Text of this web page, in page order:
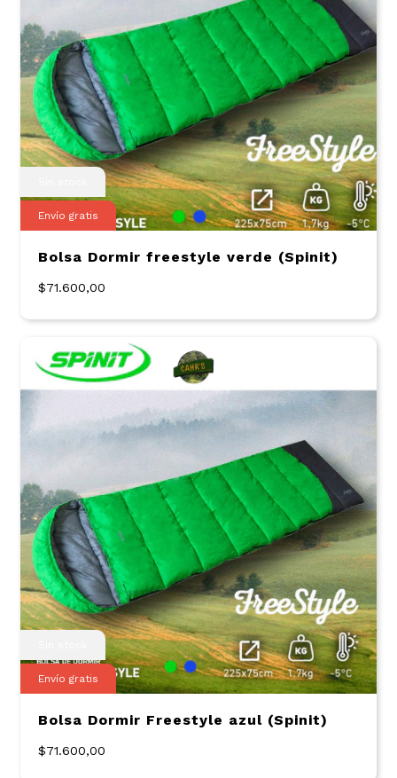
Envío gratis
Bolsa Dormir freestyle verde (Spinit)
$71.600,00
Envío gratis
Bolsa Dormir Freestyle azul (Spinit)
$71.600,00